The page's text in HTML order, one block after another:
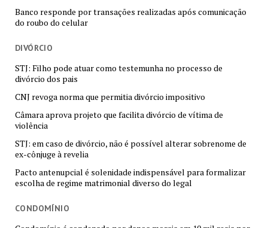
Banco responde por transações realizadas após comunicação
do roubo do celular
DIVÓRCIO
STJ: Filho pode atuar como testemunha no processo de
divórcio dos pais
CNJ revoga norma que permitia divórcio impositivo
Câmara aprova projeto que facilita divórcio de vítima de
violência
STJ: em caso de divórcio, não é possível alterar sobrenome de
ex-cônjuge à revelia
Pacto antenupcial é solenidade indispensável para formalizar
escolha de regime matrimonial diverso do legal
CONDOMÍNIO